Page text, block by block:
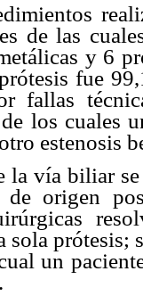
de las
y 6
fue
fallas
los cuales
estenosis
la vía biliar
de origen
sola prótesis;
un